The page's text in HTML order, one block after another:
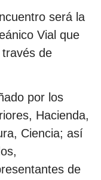
será la
Vial que
de
por los
Hacienda,
Ciencia; así
de